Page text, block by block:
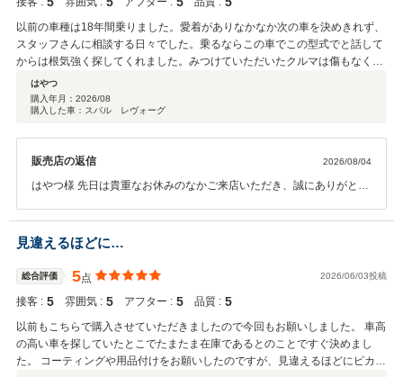
以前の車種は18年間乗りました。愛着がありなかなか次の車を決めきれず、
スタッフさんに相談する日々でした。乗るならこの車でこの型式でと話して
からは根気強く探してくれました。みつけていただいたクルマは傷もなく、
前オーナーさんはとても綺麗に大切に乗っていたとわかるくらいの良いクル
マでした。こんなきれいな車に出会えないと思っていたので、スタッフさん
には感謝しかありません。納車までの間もこまめに連絡くれましたし、整備
ッフさんに相談してください。
はやつ
購入年月： 2026/08
購入した車：スバル レヴォーグ
販売店の返信 2026/08/04
はやつ様 先日は貴重なお休みのなかご来店いただき、誠にありがとう
い、アフターサービスに関しても誠意をもってご対応させていただい
ております。その後のお車のメンテナンスを引き続きさせていただき
ます。今後ともお気軽に弊社にお越しください。よろしくお願いいた
します。
見違えるほどに…
総合評価 5点 2026/06/03投稿
接客 : 5 雰囲気 : 5 アフター : 5 品質 : 5
以前もこちらで購入させていただきましたので今回もお願いしました。 車高
の高い車を探していたとこでたまたま在庫であるとのことですぐ決めまし
た。 コーティングや用品付けをお願いしたのですが、見違えるほどにピカピ